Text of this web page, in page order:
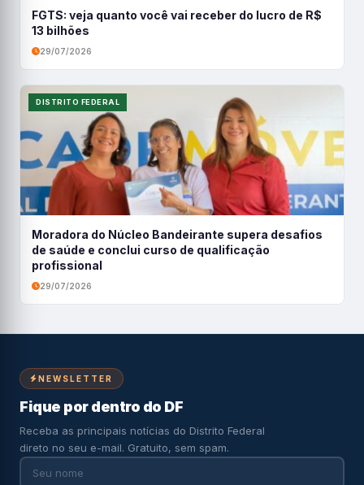
FGTS: veja quanto você vai receber do lucro de R$
13 bilhões
29/07/2026
DISTRITO FEDERAL
Moradora do Núcleo Bandeirante supera desafios
de saúde e conclui curso de qualificação
profissional
29/07/2026
NEWSLETTER
Fique por dentro do DF
Receba as principais notícias do Distrito Federal
direto no seu e-mail. Gratuito, sem spam.